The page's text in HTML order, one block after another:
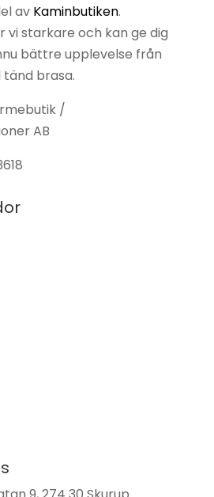
av Kaminbutiken.
vi starkare och kan ge dig
bättre upplevelse från
brasa.
/
AB